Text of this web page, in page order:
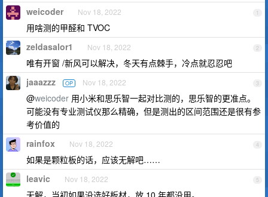
1
weicoder Nov 18, 2022
用啥测的甲醛和 TVOC
2
zeldasalor1 Nov 18, 2022
唯有开窗 /新风可以解决，冬天有点棘手，冷点就忍忍吧
3
jaaazzz OP Nov 18, 2022
@weicoder 用小米和思乐智一起对比测的，思乐智的更准点。
可能没有专业测试仪那么精确，但是测出的区间范围还是很有参
考价值的
4
rainfox Nov 18, 2022
如果是颗粒板的话，应该无解吧……
5
leavic Nov 18, 2022
无解，当初如果没选好板材，放 10 年都没用。